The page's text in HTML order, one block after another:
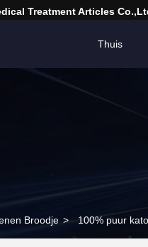
Treatment Articles
Thuis
Broodje > 100% puur